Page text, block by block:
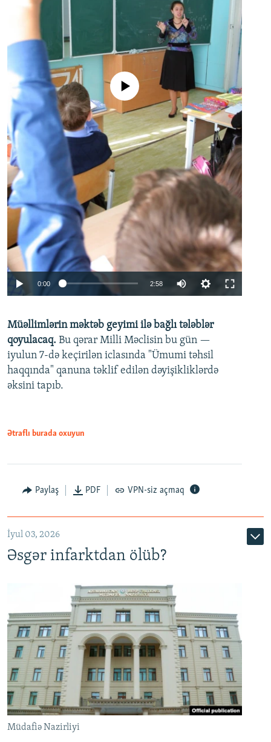
Auto 240p 360p 480p
720p 1080p
No media source currently available
0:00 2:58
360p
480p
720p
Müəllimlərin məktəb geyimi ilə bağlı tələblər
qoyulacaq. Bu qərar Milli Məclisin bu gün —
iyulun 7-də keçirilən iclasında "Ümumi təhsil
haqqında" qanuna təklif edilən dəyişikliklərdə
əksini tapıb.
Ətraflı burada oxuyun
Paylaş PDF VPN-siz açmaq
İyul 03, 2026
Əsgər infarktdan ölüb?
Müdafiə Nazirliyi